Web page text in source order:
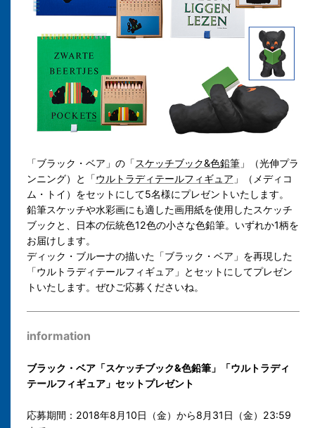
「ブラック・ベア」の「スケッチブック&色鉛筆 」（光伸プラ
ンニング）と「ウルトラディテールフィギュア 」（メディコ
ム・トイ）をセットにして5名様にプレゼントいたします。
鉛筆スケッチや水彩画にも適した画用紙を使用したスケッチ
ブックと、日本の伝統色12色の小さな色鉛筆。いずれか1柄を
お届けします。
ディック・ブルーナの描いた「ブラック・ベア」を再現した
「ウルトラディテールフィギュア」とセットにしてプレゼン
トいたします。ぜひご応募くださいね。
information
ブラック・ベア「スケッチブック&色鉛筆」「ウルトラディ
テールフィギュア」セットプレゼント
応募期間：2018年8月10日（金）から8月31日（金）23:59